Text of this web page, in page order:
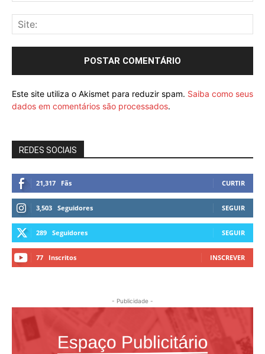
Este site utiliza o Akismet para reduzir spam. Saiba como seus
dados em comentários são processados.
REDES SOCIAIS
21,317 Fãs CURTIR
3,503 Seguidores SEGUIR
289 Seguidores SEGUIR
77 Inscritos INSCREVER
- Publicidade -